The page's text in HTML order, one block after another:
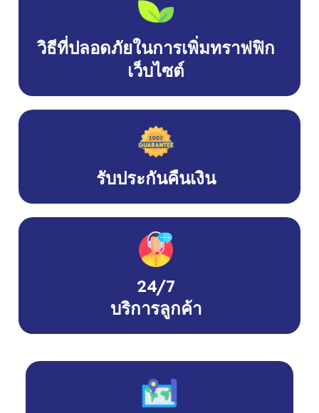
วิธีที่ปลอดภัยในการเพิ่มทราฟฟิก
เว็บไซต์
รับประกันคืนเงิน
24/7
บริการลูกค้า